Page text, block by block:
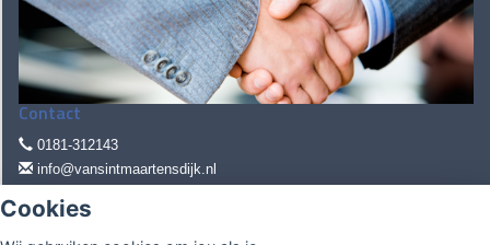
Cookies
Contact
0181-312143
info@vansintmaartensdijk.nl